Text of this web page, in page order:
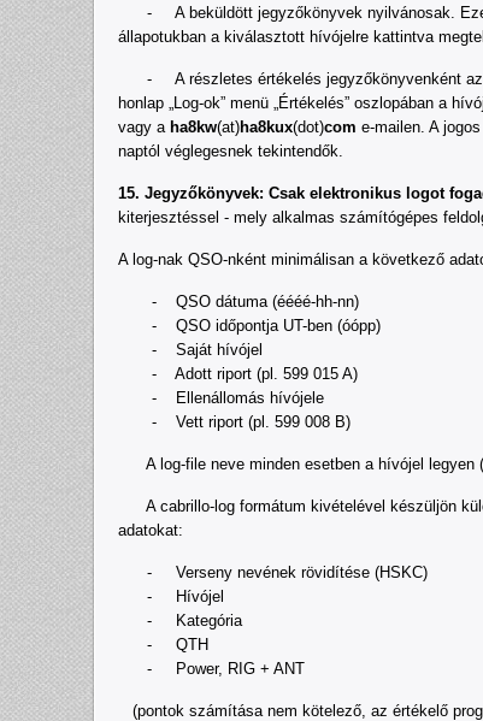
- A beküldött jegyzőkönyvek nyilvánosak. Ezek
állapotukban a kiválasztott hívójelre kattintva
- A részletes értékelés jegyzőkönyvenként az
honlap „Log-ok” menü „Értékelés” oszlopában a
vagy a ha8kw(at)ha8kux(dot)com e-mailen. A
naptól véglegesnek tekintendők.
15. Jegyzőkönyvek: Csak elektronikus logot
kiterjesztéssel - mely alkalmas számítógépes
A log-nak QSO-nként minimálisan a következő
- QSO dátuma (éééé-hh-nn)
- QSO időpontja UT-ben (óópp)
- Saját hívójel
- Adott riport (pl. 599 015 A)
- Ellenállomás hívójele
- Vett riport (pl. 599 008 B)
A log-file neve minden esetben a hívójel legyen
A cabrillo-log formátum kivételével készüljön
adatokat:
- Verseny nevének rövidítése (HSKC)
- Hívójel
- Kategória
- QTH
- Power, RIG + ANT
(pontok számítása nem kötelező, az értékelő